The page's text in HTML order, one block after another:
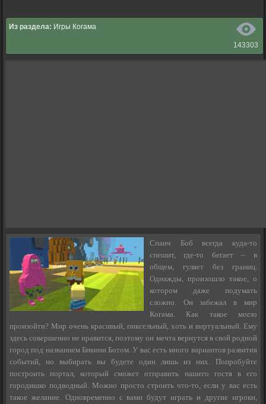
143303
Из раздела: Игры Когама
Спанч Боб всегда куда-то
спешит, где-то бегает – в
общем, гуляет без границ.
Однажды, произошло такое, о
котором даже подумать
сложно. Он забежал в мир
Когама. Как такое могло
произойти? Мир очень красивый, пиксельный, хоть и виртуальный. Ему
здесь совершенно не нравится, поэтому он мечта вернутся в свой родной
город под названием Бикини Ботом. У вас есть много вариантов развития
событий, но выбирать вы будете один лишь из них. Попробуйте
построить портал, который сможет отправить нашего гостя в его
городишко подводный. Можно просто строить что-то, если у вас есть
такое желание. Одновременно с вами будут играть и другие игроки,